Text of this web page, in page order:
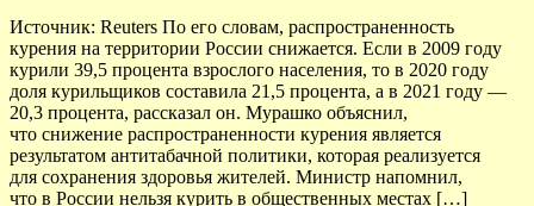
Источник: Reuters По его словам, распространенность
курения на территории России снижается. Если в 2009 году
курили 39,5 процента взрослого населения, то в 2020 году
доля курильщиков составила 21,5 процента, а в 2021 году —
20,3 процента, рассказал он. Мурашко объяснил,
что снижение распространенности курения является
результатом антитабачной политики, которая реализуется
для сохранения здоровья жителей. Министр напомнил,
что в России нельзя курить в общественных местах […]